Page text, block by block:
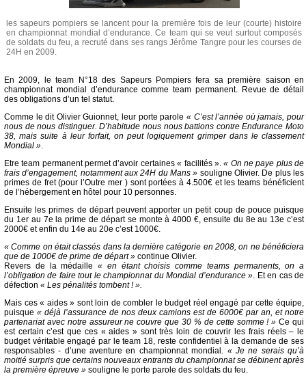
les sapeurs pompiers se lancent pour la première fois de leur (courte) histoire
en championnat mondial d’endurance. Ce team qui se veut surtout composés
de soldats du feu, a recruté dans ses rangs Jérôme Tangre pour les courses de
24H en 2009.
En 2009, le team N°18 des Sapeurs Pompiers fera sa première saison en
championnat mondial d’endurance comme team permanent. Revue de détail
des obligations d’un tel statut.
Comme le dit Olivier Guionnet, leur porte parole « C’est l’année où jamais, pour
nous de nous distinguer. D’habitude nous nous battions contre Endurance Moto
38, mais suite à leur forfait, on peut logiquement grimper dans le classement
Mondial ».
Etre team permanent permet d’avoir certaines « facilités ».« On ne paye plus de
frais d’engagement, notamment aux 24H du Mans » souligne Olivier. De plus les
primes de fret (pour l’Outre mer ) sont portées à 4.500€ et les teams bénéficient
de l’hébergement en hôtel pour 10 personnes.
Ensuite les primes de départ peuvent apporter un petit coup de pouce puisque
du 1er au 7e la prime de départ se monte à 4000 €, ensuite du 8e au 13e c’est
2000€ et enfin du 14e au 20e c’est 1000€.
« Comme on était classés dans la dernière catégorie en 2008, on ne bénéficiera
que de 1000€ de prime de départ » continue Olivier.
Revers de la médaille« en étant choisis comme teams permanents, on a
l’obligation de faire tout le championnat du Mondial d’endurance ». Et en cas de
défection « Les pénalités tombent ! ».
Mais ces « aides » sont loin de combler le budget réel engagé par cette équipe,
puisque« déjà l’assurance de nos deux camions est de 6000€ par an, et notre
partenariat avec notre assureur ne couvre que 30 % de cette somme ! » Ce qui
est certain c’est que ces « aides » sont très loin de couvrir les frais réels – le
budget véritable engagé par le team 18, reste confidentiel à la demande de ses
responsables - d’une aventure en championnat mondial. « Je ne serais qu’à
moitié surpris que certains nouveaux entrants du championnat se débinent après
la première épreuve » souligne le porte parole des soldats du feu.